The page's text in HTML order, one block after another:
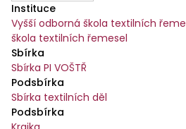
Instituce
Vyšší odborná škola textilních
škola textilních řemesel
Sbírka
Sbírka PI VOŠTŘ
Podsbírka
Sbírka textilních děl
Podsbírka